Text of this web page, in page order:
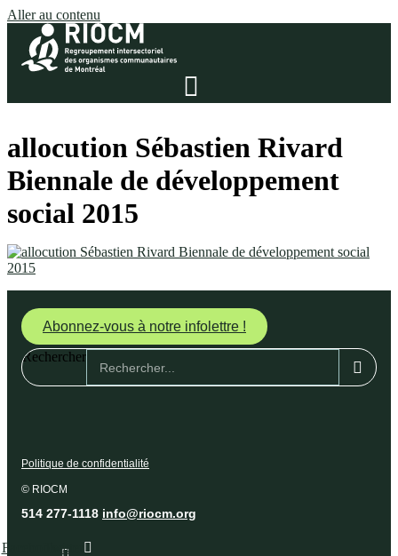
Aller au contenu
allocution Sébastien Rivard
Biennale de développement
social 2015
Abonnez-vous à notre infolettre !
Rechercher
Politique de confidentialité
© RIOCM
514 277-1118 info@riocm.org
Facebook-Twitter